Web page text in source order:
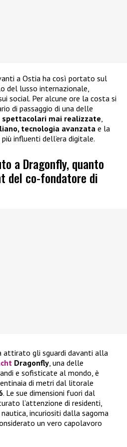
a Ostia ha così portato sul
del lusso internazionale,
social. Per alcune ore la costa si
di passaggio di una delle
mai realizzate
tecnologia avanzata e la
influenti dell’era digitale.
a Dragonfly, quanto
del co-fondatore di
attirato gli sguardi davanti alla
Dragonfly , una delle
e sofisticate al mondo, è
di metri dal litorale
. Le sue dimensioni fuori dal
l’attenzione di residenti,
incuriositi dalla sagoma
un vero capolavoro